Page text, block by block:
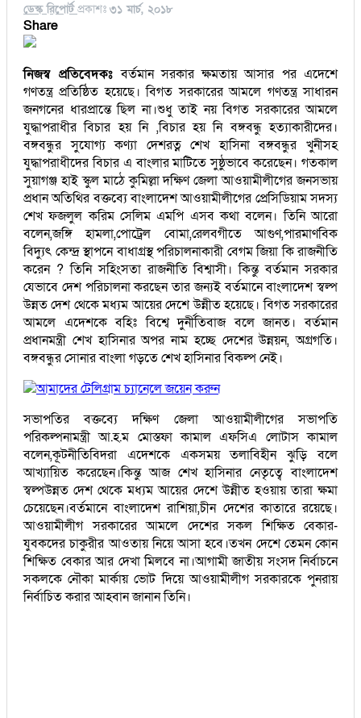
ডেস্ক রিপোর্ট প্রকাশঃ ৩১ মার্চ, ২০১৮
Share
নিজস্ব প্রতিবেদকঃ বর্তমান সরকার ক্ষমতায় আসার পর এদেশে
গণতন্ত্র প্রতিষ্ঠিত হয়েছে। বিগত সরকারের আমলে গণতন্ত্র সাধারন
জনগনের ধারপ্রান্তে ছিল না।শুধু তাই নয় বিগত সরকারের আমলে
যুদ্ধাপরাধীর বিচার হয় নি ,বিচার হয় নি বঙ্গবন্ধু হত্যাকারীদের।
বঙ্গবন্ধুর সুযোগ্য কণ্যা দেশরত্ন শেখ হাসিনা বঙ্গবন্ধুর খুনীসহ
যুদ্ধাপরাধীদের বিচার এ বাংলার মাটিতে সুষ্ঠুভাবে করেছেন। গতকাল
সুয়াগঞ্জ হাই স্কুল মাঠে কুমিল্লা দক্ষিণ জেলা আওয়ামীলীগের জনসভায়
প্রধান অতিথির বক্তব্যে বাংলাদেশ আওয়ামীলীগের প্রেসিডিয়াম সদস্য
শেখ ফজলুল করিম সেলিম এমপি এসব কথা বলেন। তিনি আরো
বলেন,জঙ্গি হামলা,পোট্রেল বোমা,রেলবগীতে আগুণ,পারমাণবিক
বিদ্যুৎ কেন্দ্র স্থাপনে বাধাগ্রস্থ পরিচালনাকারী বেগম জিয়া কি রাজনীতি
করেন ? তিনি সহিংসতা রাজনীতি বিশ্বাসী। কিন্তু বর্তমান সরকার
যেভাবে দেশ পরিচালনা করছেন তার জন্যই বর্তমানে বাংলাদেশ স্বল্প
উন্নত দেশ থেকে মধ্যম আয়ের দেশে উন্নীত হয়েছে। বিগত সরকারের
আমলে এদেশকে বহিঃ বিশ্বে দুর্নীতিবাজ বলে জানত। বর্তমান
প্রধানমন্ত্রী শেখ হাসিনার অপর নাম হচ্ছে দেশের উন্নয়ন, অগ্রগতি।
বঙ্গবন্ধুর সোনার বাংলা গড়তে শেখ হাসিনার বিকল্প নেই।
আমাদের টেলিগ্রাম চ্যানেলে জয়েন করুন
সভাপতির বক্তব্যে দক্ষিণ জেলা আওয়ামীলীগের সভাপতি
পরিকল্পনামন্ত্রী আ.হ.ম মোস্তফা কামাল এফসিএ লোটাস কামাল
বলেন,কূটনীতিবিদরা এদেশকে একসময় তলাবিহীন ঝুড়ি বলে
আখ্যায়িত করেছেন।কিন্তু আজ শেখ হাসিনার নেতৃত্বে বাংলাদেশ
স্বল্পউন্নত দেশ থেকে মধ্যম আয়ের দেশে উন্নীত হওয়ায় তারা ক্ষমা
চেয়েছেন।বর্তমানে বাংলাদেশ রাশিয়া,চীন দেশের কাতারে রয়েছে।
আওয়ামীলীগ সরকারের আমলে দেশের সকল শিক্ষিত বেকার-
যুবকদের চাকুরীর আওতায় নিয়ে আসা হবে।তখন দেশে তেমন কোন
শিক্ষিত বেকার আর দেখা মিলবে না।আগামী জাতীয় সংসদ নির্বাচনে
সকলকে নৌকা মার্কায় ভোট দিয়ে আওয়ামীলীগ সরকারকে পুনরায়
নির্বাচিত করার আহবান জানান তিনি।